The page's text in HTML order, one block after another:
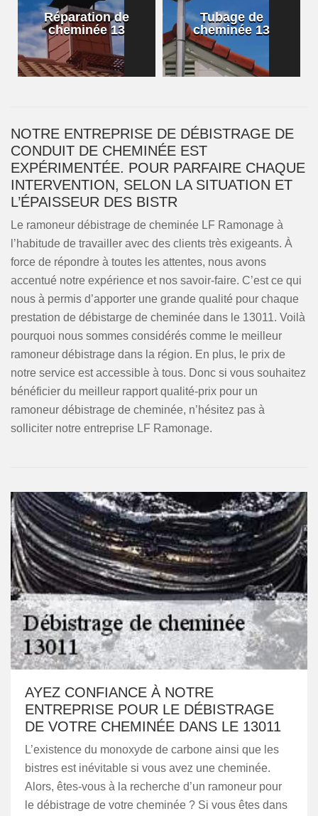
Réparation de
cheminée 13
Tubage de
cheminée 13
NOTRE ENTREPRISE DE DÉBISTRAGE DE
CONDUIT DE CHEMINÉE EST
EXPÉRIMENTÉE. POUR PARFAIRE CHAQUE
INTERVENTION, SELON LA SITUATION ET
L’ÉPAISSEUR DES BISTR
Le ramoneur débistrage de cheminée LF Ramonage à
l’habitude de travailler avec des clients très exigeants. À
force de répondre à toutes les attentes, nous avons
accentué notre expérience et nos savoir-faire. C’est ce qui
nous à permis d’apporter une grande qualité pour chaque
prestation de débistarge de cheminée dans le 13011. Voilà
pourquoi nous sommes considérés comme le meilleur
ramoneur débistrage dans la région. En plus, le prix de
notre service est accessible à tous. Donc si vous souhaitez
bénéficier du meilleur rapport qualité-prix pour un
ramoneur débistrage de cheminée, n’hésitez pas à
solliciter notre entreprise LF Ramonage.
AYEZ CONFIANCE À NOTRE
ENTREPRISE POUR LE DÉBISTRAGE
DE VOTRE CHEMINÉE DANS LE 13011
L’existence du monoxyde de carbone ainsi que les
bistres est inévitable si vous avez une cheminée.
Alors, êtes-vous à la recherche d’un ramoneur pour
le débistrage de votre cheminée ? Si vous êtes dans